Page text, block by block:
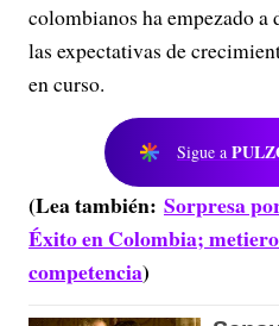
colombianos ha empezado
las expectativas de
en curso.
Sigue a
(Lea también: Sorpresa
Éxito en Colombia;
competencia)